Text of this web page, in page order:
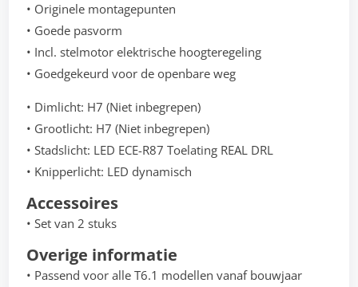
• Originele montagepunten
• Goede pasvorm
• Incl. stelmotor elektrische hoogteregeling
• Goedgekeurd voor de openbare weg
• Dimlicht: H7 (Niet inbegrepen)
• Grootlicht: H7 (Niet inbegrepen)
• Stadslicht: LED ECE-R87 Toelating REAL DRL
• Knipperlicht: LED dynamisch
Accessoires
• Set van 2 stuks
Overige informatie
• Passend voor alle T6.1 modellen vanaf bouwjaar